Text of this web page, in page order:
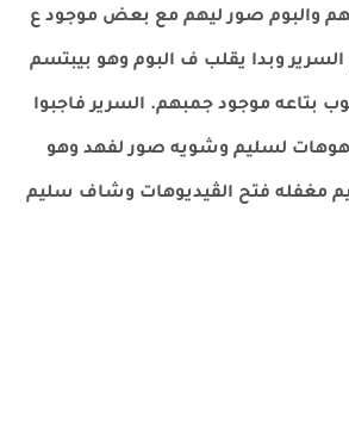
والبوم صور ليهم مع بعض موجود ع
وبدا يقلب ف البوم وهو بيبتسم
بتاعه موجود جمبهم. السرير فاجبوا
لسليم وشويه صور لفهد وهو
مغفله فتح الڤيديوهات وشاف سليم